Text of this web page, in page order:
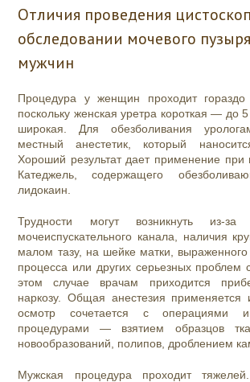
Отличия проведения
обследовании мочевого
мужчин
Процедура у женщин проходит
поскольку женская уретра короткая — до
широкая. Для обезболивания
местный анестетик, который
Хороший результат дает применение при
Катеджель, содержащего
лидокаин.
Трудности могут возникнуть из-за
мочеиспускательного канала, наличия
малом тазу, на шейке матки, выраженного
процесса или других серьезных проблем
этом случае врачам приходится
наркозу. Общая анестезия применяется
осмотр сочетается с операциями
процедурами — взятием образцов
новообразований, полипов, дроблением
Мужская процедура проходит